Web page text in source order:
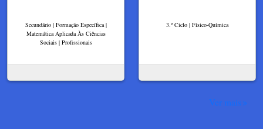
Secundário | Formação Específica |
Matemática Aplicada Às Ciências
Sociais | Profissionais
3.º Ciclo | Físico-Química
Ver mais